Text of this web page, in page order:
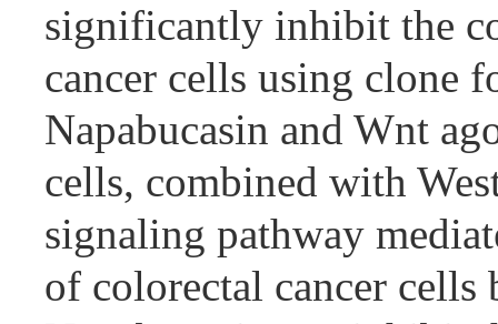
significantly inhibit the
cancer cells using clone
Napabucasin and Wnt
cells, combined with
signaling pathway
of colorectal cancer cells